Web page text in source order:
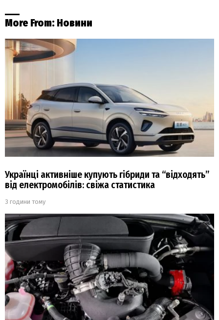
More From: Новини
Українці активніше купують гібриди та “відходять”
від електромобілів: свіжа статистика
3 години тому